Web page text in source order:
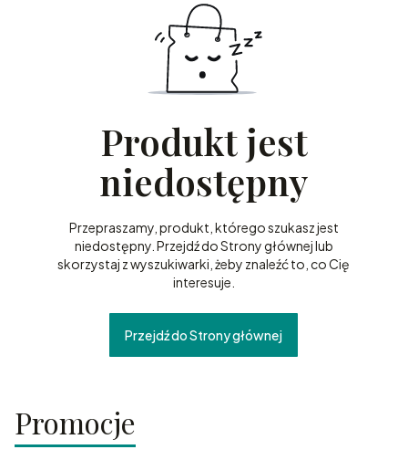
Produkt jest
niedostępny
Przepraszamy, produkt, którego szukasz jest
niedostępny. Przejdź do Strony głównej lub
skorzystaj z wyszukiwarki, żeby znaleźć to, co Cię
interesuje.
Przejdź do Strony głównej
Promocje